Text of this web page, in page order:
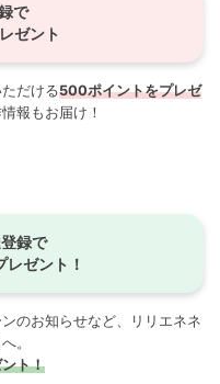
で
ゼント
だける500ポイントをプレゼ
報もお届け！
録で
ゼント！
のお知らせなど、リリエネネ
。
ト！